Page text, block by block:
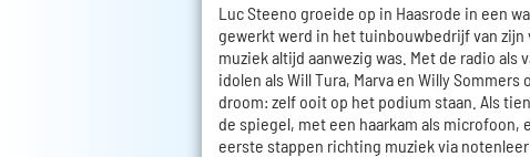
Luc Steeno groeide op in Haasrode in een
gewerkt werd in het tuinbouwbedrijf van zijn
muziek altijd aanwezig was. Met de radio als
idolen als Will Tura, Marva en Willy
droom: zelf ooit op het podium staan. Als
de spiegel, met een haarkam als microfoon,
eerste stappen richting muziek via notenleer